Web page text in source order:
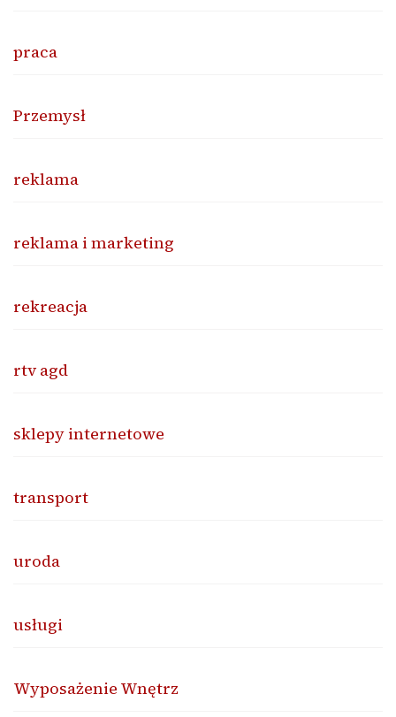
praca
Przemysł
reklama
reklama i marketing
rekreacja
rtv agd
sklepy internetowe
transport
uroda
usługi
Wyposażenie Wnętrz